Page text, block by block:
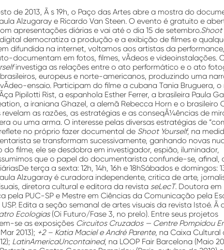
de 2013, Ã s 19h, o Paço das Artes abre a mostra do
Alzugaray e Ricardo Van Steen. O evento é gratuito e
apresentações diárias e vai até o dia 15 de setembro.Shoot
digital democratiza a produção e a exibição de filmes e
difundida na internet, voltamos aos artistas da
documentam em fotos, filmes, vÃ­deos e videoinstalações.
investiga as relações entre o ato performático e o ato
europeus e norte-americanos, produzindo uma
ensaio. Participam do filme a cubana Tania Bruguera,
Pipilotti Rist, a espanhola Esther Ferrer, a brasileira Paula
a iraniana Ghazel, a alemã Rebecca Horn e o brasileiro
revelam as razões, as estratégias e as conseqÃ¼ências de
ou uma arma. O interesse pelas diversas estratégias de
no próprio fazer documental de Shoot Yourself, na
se transformam sucessivamente, ganhando novas
filme, ele se desdobra em investigador, espião, iluminador,
que o papel do documentarista confunde-se, afinal,
terça a sexta: 12h, 14h, 16h e 18hSábados e domingos:
Alzugaray é curadora independente, critica de arte,
diretora cultural e editora da revista seLecT. Doutora em
pela PUC-SP e Mestre em Ciências da Comunicação pela
Edita a seção semanal de artes visuais da revista Istoé. Ã
Ecologias(Oi Futuro/Fase 3, no prelo). Entre seus projetos
se as exposições Circuitos Cruzados — Centre Pompidou
2013); +2 – Katia Maciel e André Parente, na Caixa Cultural
LatinAmericaUncontained, na LOOP Fair Barcelona (Maio